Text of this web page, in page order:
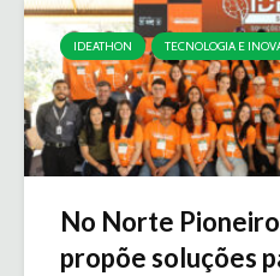
IDEATHON TECNOLOGIA E
No Norte
propõe soluções